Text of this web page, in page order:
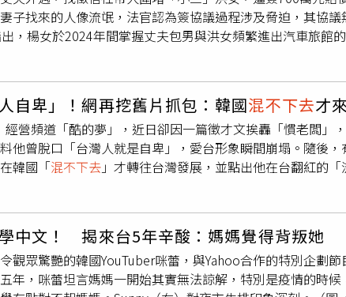
上跟身邊人士聊天談笑，地上還擺放著一整箱百威金樽啤酒
也給蔡晉財龐大背景繼續橫行霸道。蔡晉財平時行事囂張
像他家的，沒有人敢管他啦。」知情人士表示，蔡晉財在
人人自危，對其惡行惡狀噤若寒蟬，希望檢警能深入調查
議長辦公室，但蔡咏鍀目前人在國外，辦公室人員稱對廟務
頁，但截稿前未獲回音。朝天宮廟方人員表示，目前總幹事
，表示衝突事件發生時正值媽祖遶境期間，相關情形屬民
、平和態度看待相關事件，避免只看標題或片段引導而過
示，有關家屬指稱被害人於製作筆錄時遭要求不得提及特
檢察署檢察官指揮偵辦，並依法針對包含蔡晉財等涉案對
）資料，認定警方製作筆錄過程並無不當情事，相關偵查
人涉嫌強押他人至招待所、逼迫下跪、衝撞花店、招待所疑
影片、資料及事證，並報請臺灣雲林地方檢察署檢察官指揮
報請檢察官指揮究辦到底。至於副分局長與黃美蘭宴飲部分
方為推廣地方警政工作及民意反映事項，會與地方民意代
力甚至深入校園，放學時間就有黑頭車到高中去接小弟下課
得到，卻沒人有膽置喙，這些小弟不僅是蔡晉財的打手，更
故而衝到藝閣工作人員家押人，將被害者帶到招待所內私
想打誰就打誰」，他曾因細故帶小弟開車衝撞水林鄉某花店
射，警察獲報到場，但在蔡家的惡勢力下同樣不敢插手，只
舉動更不僅於此，2025年4月因藝閣人員得罪朝天宮，他便
後私刑，逼他們當眾下跪，朝天宮多位董事甚至在場「欣賞
此囂張？據悉，他施暴後總恐嚇被害人不得張揚，否則「在
施壓要求和解，被害人自知求助無門、走投無路，只能「
焰越發高張，將法律視為無物。記者致電蔡咏鍀副議長辦
，無法代為回應，記者同樣傳訊息至蔡咏鍀粉絲專頁，但
日本，無法回應相關問題，而廟方近日有發表聲明，表示衝
，無關於朝天宮活動及廟務運作，呼籲各界以理性、平和態
錯誤連結，影響宗教盛事之本意。雲林縣警察局表示，有關
一節，經查本案警方受理後，即報請臺灣雲林地方檢察署
子找來的人像流氓，法官認為簽協議過程涉及脅迫，其協議
，楊女於2024年間掌握丈夫包男與洪女頻繁進出汽車旅館
帶著7、8名黑衣人現身，當場將洪女團團包圍，並以恐嚇
力與恐懼下，洪女當場簽下和解書，內容包含分期給付200
僅未履行付款，還持續與包男聯絡往來，讓楊女怒不可遏，
與包男有不正當關係，並主張當初是在遭恐嚇脅迫下才簽署
口氣像流氓，威嚇「手上有證據能讓你們一刀斃命」，並
明人士包圍並施以言語威嚇，已足以讓一般人產生恐懼，
洪女事後行為並未收斂，仍與包男保持密切往來，甚至深
出驚人稱：「大人的世界斷不了」，已明顯侵害婚姻關係
自卑」！網再挖舊片抓包：韓國混不下去才
經營頻道「酷的夢」，近日卻因一篇徵才文挨轟「慣老闆」
他曾脫口「台灣人就是自卑」，愛台形象瞬間崩塌。隨後
韓國「混不下去 」才轉往台灣發展，並點出他在台翻紅的
人設啦！「我是被機器控制，我本人非常友善，相信我」
文吐槽，酷的夢早期頻道內容多以韓國為主，但點閱率普遍
網友質疑，酷是因為在韓國市場碰壁，發現台灣人對於「愛
民族性角度進行剖析，認為韓國與台灣的社會風氣大相逕庭
族意識很強，說什麼愛韓國對當地人來說根本沒什麼，是很
燒後，先是反應在訂閱數上，短短一天訂閱數就掉了2萬人
中文！ 揭來台5年辛酸：媽媽覺得背叛她
觀眾驚艷的韓國YouTuber咪蕾，與Yahoo合作的特別企劃
年，咪蕾坦言媽媽一開始其實無法諒解，特別是疫情的時